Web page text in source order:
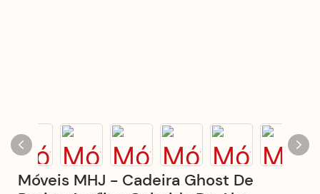
Móveis MHJ - Cadeira Ghost De